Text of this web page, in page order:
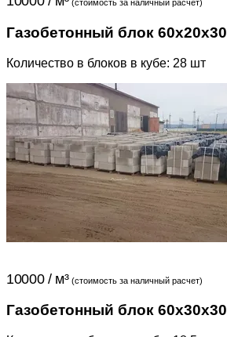
(стоимость за наличный расчет)
Газобетонный блок 60x20x30
Количество в блоков в кубе: 28 шт
10000 / м³ (стоимость за наличный расчет)
Газобетонный блок 60x30x30